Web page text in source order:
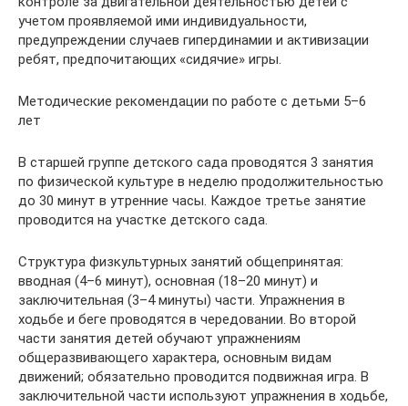
учетом проявляемой ими индивидуальности,
предупреждении случаев гипердинамии и активизации
ребят, предпочитающих «сидячие» игры.
Методические рекомендации по работе с детьми 5–6
лет
В старшей группе детского сада проводятся 3 занятия
по физической культуре в неделю продолжительностью
до 30 минут в утренние часы. Каждое третье занятие
проводится на участке детского сада.
Структура физкультурных занятий общепринятая:
вводная (4–6 минут), основная (18–20 минут) и
заключительная (3–4 минуты) части. Упражнения в
ходьбе и беге проводятся в чередовании. Во второй
части занятия детей обучают упражнениям
общеразвивающего характера, основным видам
движений; обязательно проводится подвижная игра. В
заключительной части используют упражнения в ходьбе,